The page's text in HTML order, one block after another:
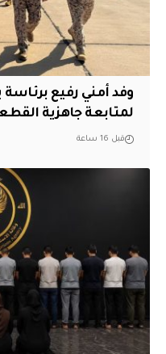
وفد أمني رفيع
لمتابعة جاهزية
قبل 16 ساعة